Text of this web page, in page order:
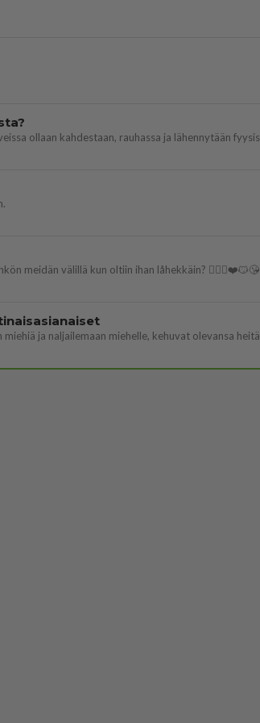
meidän välillä kun oltiin ihan låhekkäin? 👩‍❤️‍👩❤️😼😘